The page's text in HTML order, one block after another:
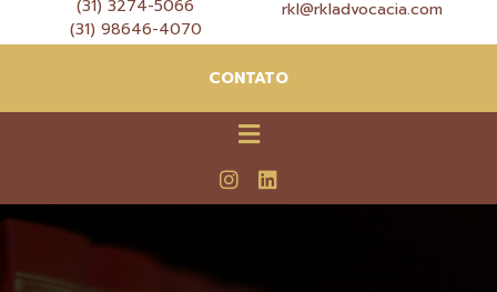
(31) 3274-5066
(31) 98646-4070
rkl@rkladvocacia.com
CONTATO